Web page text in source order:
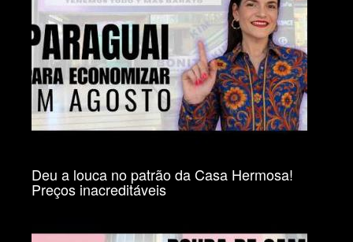
Deu a louca no patrão da Casa Hermosa!
Preços inacreditáveis